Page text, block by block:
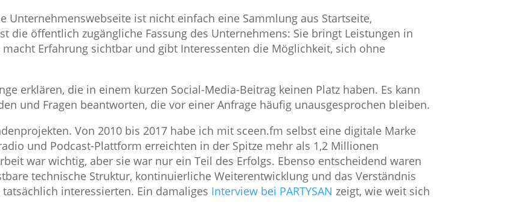
Unternehmenswebseite ist nicht einfach eine Sammlung aus Startseite,
die öffentlich zugängliche Fassung des Unternehmens: Sie bringt Leistungen in
Erfahrung sichtbar und gibt Interessenten die Möglichkeit, sich ohne
erklären, die in einem kurzen Social-Media-Beitrag keinen Platz haben. Es kann
und Fragen beantworten, die vor einer Anfrage häufig unausgesprochen bleiben.
Von 2010 bis 2017 habe ich mit sceen.fm selbst eine digitale Marke
und Podcast-Plattform erreichten in der Spitze mehr als 1,2 Millionen
war wichtig, aber sie war nur ein Teil des Erfolgs. Ebenso entscheidend waren
technische Struktur, kontinuierliche Weiterentwicklung und das Verständnis
interessierten. Ein damaliges Interview bei PARTYSAN zeigt, wie weit sich